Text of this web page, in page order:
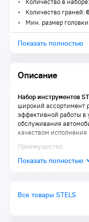
Описание
Количество в наборе:
Количество граней:6
Мин. размер
Показать полностью
Набор инструментов
широкий ассортимент
эффективной работы в
обслуживания
качеством
Преимущества:
Торцевые головки и
Отвертки, биты и
Все товары STELS